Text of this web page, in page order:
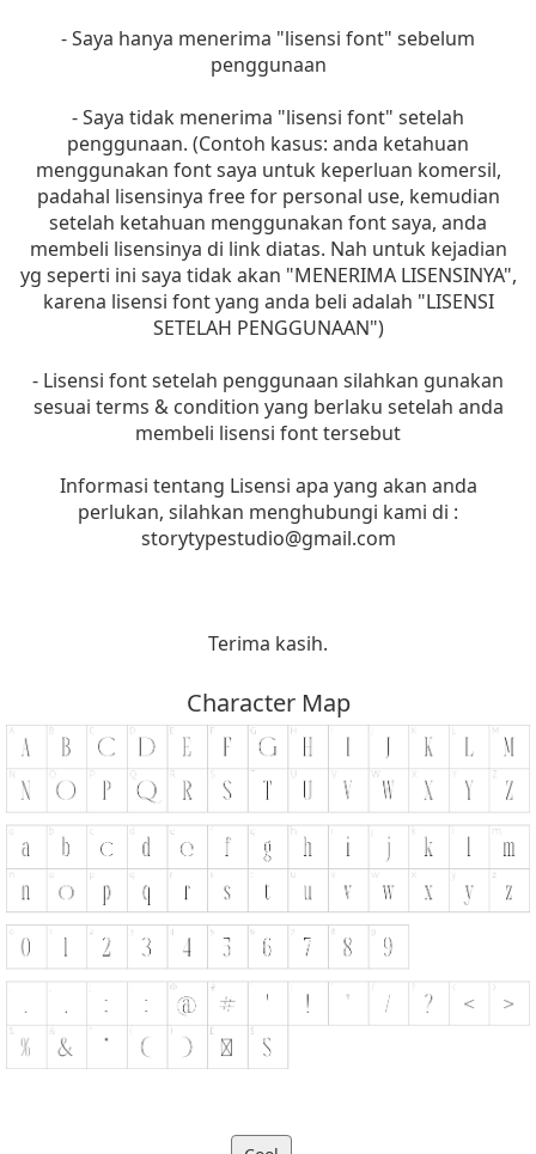
- Saya hanya menerima "lisensi font" sebelum
penggunaan
- Saya tidak menerima "lisensi font" setelah
penggunaan. (Contoh kasus: anda ketahuan
menggunakan font saya untuk keperluan komersil,
padahal lisensinya free for personal use, kemudian
setelah ketahuan menggunakan font saya, anda
membeli lisensinya di link diatas. Nah untuk kejadian
yg seperti ini saya tidak akan "MENERIMA LISENSINYA",
karena lisensi font yang anda beli adalah "LISENSI
SETELAH PENGGUNAAN")
- Lisensi font setelah penggunaan silahkan gunakan
sesuai terms & condition yang berlaku setelah anda
membeli lisensi font tersebut
Informasi tentang Lisensi apa yang akan anda
perlukan, silahkan menghubungi kami di :
storytypestudio@gmail.com
Terima kasih.
Character Map